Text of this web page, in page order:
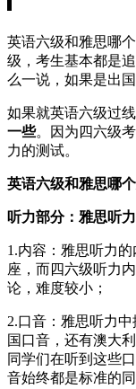
英语六级和雅思哪
级，考生基本都是
么一说，如果是出
如果就英语六级过
一些。因为四六级
力的测试。
英语六级和雅思哪
听力部分：雅思听
1.内容：雅思听力
座，而四六级听力
论，难度较小；
2.口音：雅思听力
国口音，还有澳大
同学们在听到这些
音始终都是标准的